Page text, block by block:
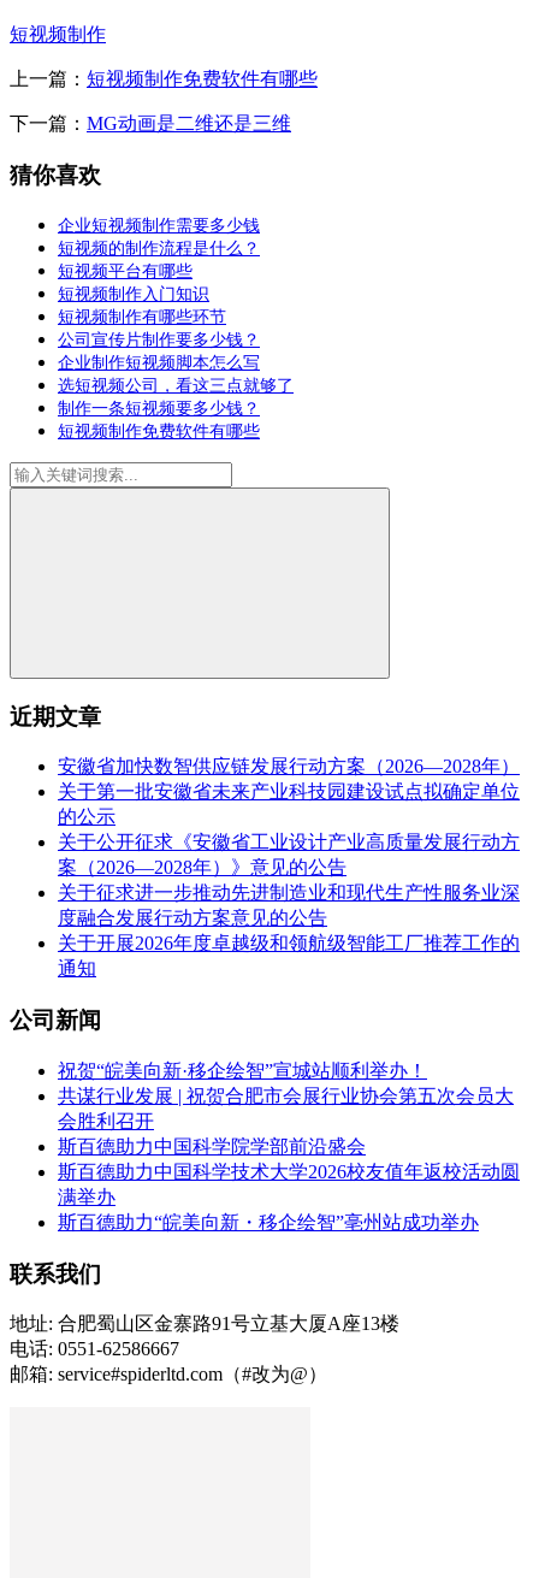
短视频制作
上一篇： 短视频制作免费软件有哪些
下一篇： MG动画是二维还是三维
猜你喜欢
企业短视频制作需要多少钱
短视频的制作流程是什么？
短视频平台有哪些
短视频制作入门知识
短视频制作有哪些环节
公司宣传片制作要多少钱？
企业制作短视频脚本怎么写
选短视频公司，看这三点就够了
制作一条短视频要多少钱？
短视频制作免费软件有哪些
近期文章
安徽省加快数智供应链发展行动方案（2026—2028年）
关于第一批安徽省未来产业科技园建设试点拟确定单位
的公示
关于公开征求《安徽省工业设计产业高质量发展行动方
案（2026—2028年）》意见的公告
关于征求进一步推动先进制造业和现代生产性服务业深
度融合发展行动方案意见的公告
关于开展2026年度卓越级和领航级智能工厂推荐工作的
通知
公司新闻
祝贺“皖美向新·移企绘智”宣城站顺利举办！
共谋行业发展 | 祝贺合肥市会展行业协会第五次会员大
会胜利召开
斯百德助力中国科学院学部前沿盛会
斯百德助力中国科学技术大学2026校友值年返校活动圆
满举办
斯百德助力“皖美向新・移企绘智”亳州站成功举办
联系我们
地址: 合肥蜀山区金寨路91号立基大厦A座13楼
电话: 0551-62586667
邮箱: service#spiderltd.com（#改为@）